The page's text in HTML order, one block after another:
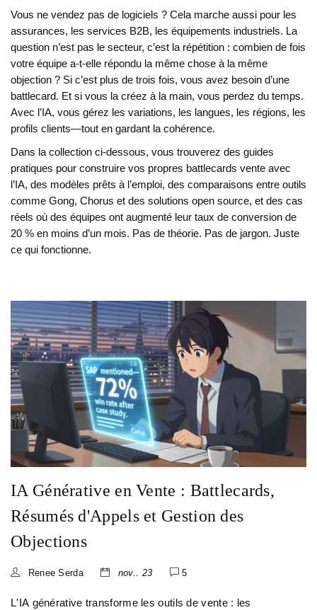
Vous ne vendez pas de logiciels ? Cela marche aussi pour les
assurances, les services B2B, les équipements industriels. La
question n’est pas le secteur, c’est la répétition : combien de fois
votre équipe a-t-elle répondu la même chose à la même
objection ? Si c’est plus de trois fois, vous avez besoin d’une
battlecard. Et si vous la créez à la main, vous perdez du temps.
Avec l’IA, vous gérez les variations, les langues, les régions, les
profils clients—tout en gardant la cohérence.
Dans la collection ci-dessous, vous trouverez des guides
pratiques pour construire vos propres battlecards vente avec
l’IA, des modèles prêts à l’emploi, des comparaisons entre outils
comme Gong, Chorus et des solutions open source, et des cas
réels où des équipes ont augmenté leur taux de conversion de
20 % en moins d’un mois. Pas de théorie. Pas de jargon. Juste
ce qui fonctionne.
IA Générative en Vente : Battlecards,
Résumés d'Appels et Gestion des
Objections
Renee Serda nov.. 23 5
L'IA générative transforme les outils de vente : les